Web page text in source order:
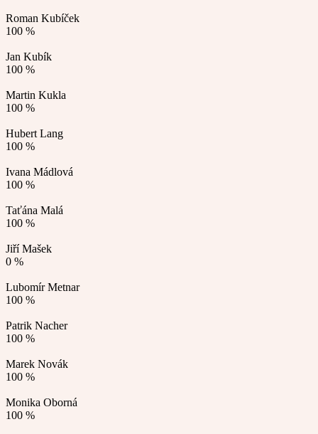
Roman Kubíček
100 %
Jan Kubík
100 %
Martin Kukla
100 %
Hubert Lang
100 %
Ivana Mádlová
100 %
Taťána Malá
100 %
Jiří Mašek
0 %
Lubomír Metnar
100 %
Patrik Nacher
100 %
Marek Novák
100 %
Monika Oborná
100 %